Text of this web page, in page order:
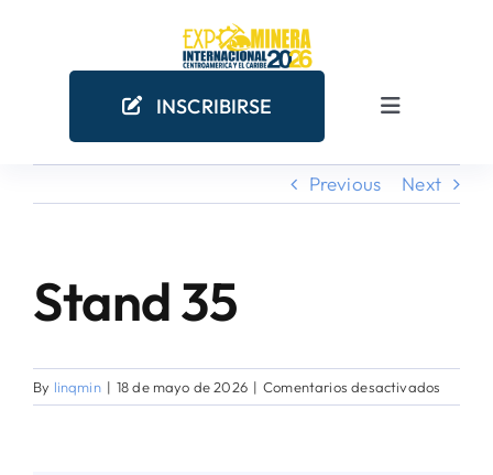
INSCRIBIRSE
Toggle
¿POR QUÉ PARTICIPAR?
Previous Next
Stand 35
By linqmin | 18 de mayo de 2026 | Comentarios desactivados
Stand